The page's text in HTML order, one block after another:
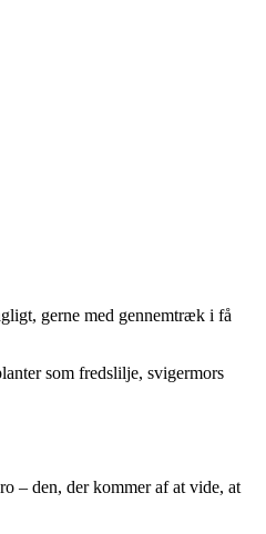
gerne med gennemtræk i få
som fredslilje, svigermors
– den, der kommer af at vide, at